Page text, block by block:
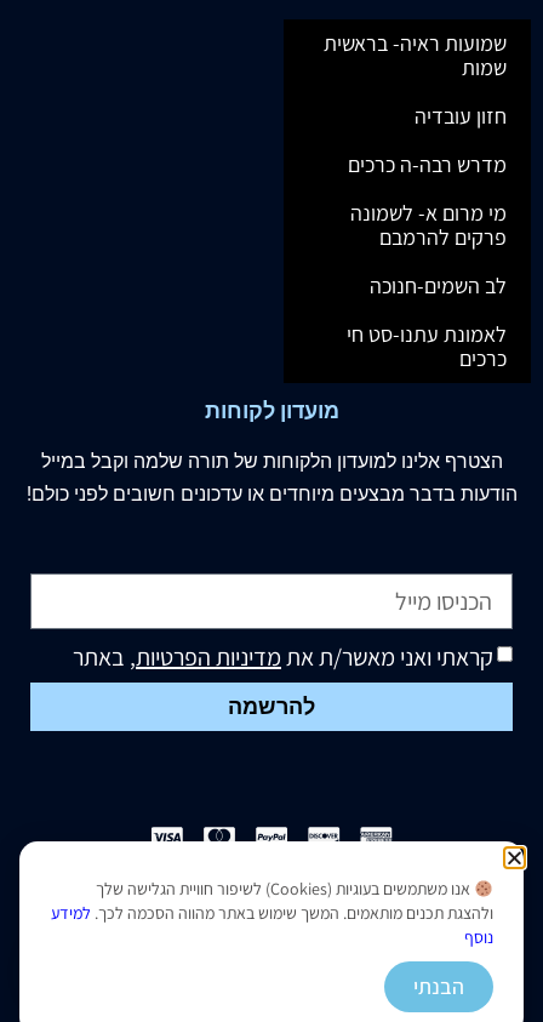
שמועות ראיה- בראשית
שמות
חזון עובדיה
מדרש רבה-ה כרכים
מי מרום א- לשמונה
פרקים להרמבם
לב השמים-חנוכה
לאמונת עתנו-סט חי
כרכים
מועדון לקוחות
הצטרף אלינו למועדון הלקוחות של תורה שלמה וקבל במייל
הודעות בדבר מבצעים מיוחדים או עדכונים חשובים לפני כולם!
קראתי ואני מאשר/ת אתמדיניות הפרטיות, באתר
להרשמה
הצהרת נגישות|מדיניות פרטיות
נבנה ועוצב על ידי –
אנו משתמשים בעוגיות (Cookies) לשיפור חוויית הגלישה שלך
ולהצגת תכנים מותאמים. המשך שימוש באתר מהווה הסכמה לכך. למידע
נוסף
הבנתי